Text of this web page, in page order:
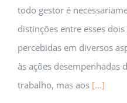
todo gestor é
distinções entre esses
percebidas em diversos
às ações desempenhadas
trabalho, mas aos [...]